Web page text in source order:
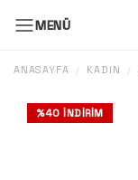
MENÜ
ANASAYFA / KADIN /
%40 İNDIRIM